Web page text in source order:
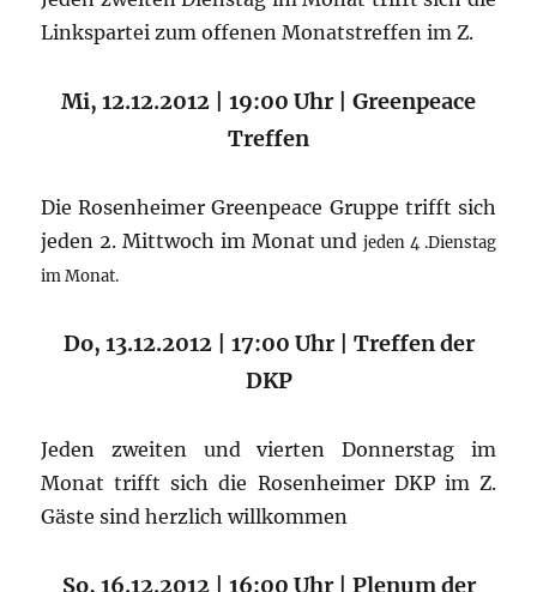
Linkspartei zum offenen Monatstreffen im Z.
Mi, 12.12.2012 | 19:00 Uhr | Greenpeace
Treffen
Die Rosenheimer Greenpeace Gruppe trifft sich
jeden 2. Mittwoch im Monat undjeden 4 .Dienstag
im Monat.
Do, 13.12.2012 | 17:00 Uhr | Treffen der
DKP
Jeden zweiten und vierten Donnerstag im
Monat trifft sich die Rosenheimer DKP im Z.
Gäste sind herzlich willkommen
So, 16.12.2012 | 16:00 Uhr | Plenum der